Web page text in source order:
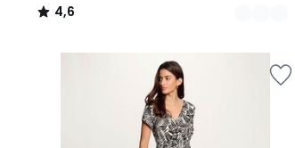
37,99
30%
4,6
/